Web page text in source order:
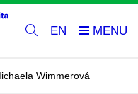
EN
Wimmerová